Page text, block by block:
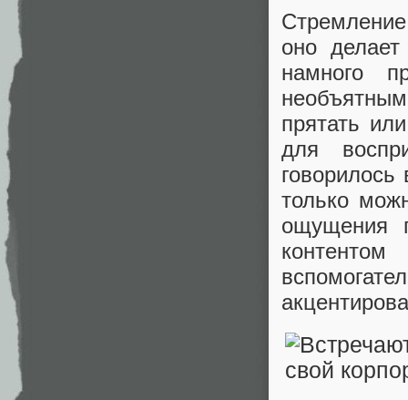
оно
намного
прятать
для
только
ощущения